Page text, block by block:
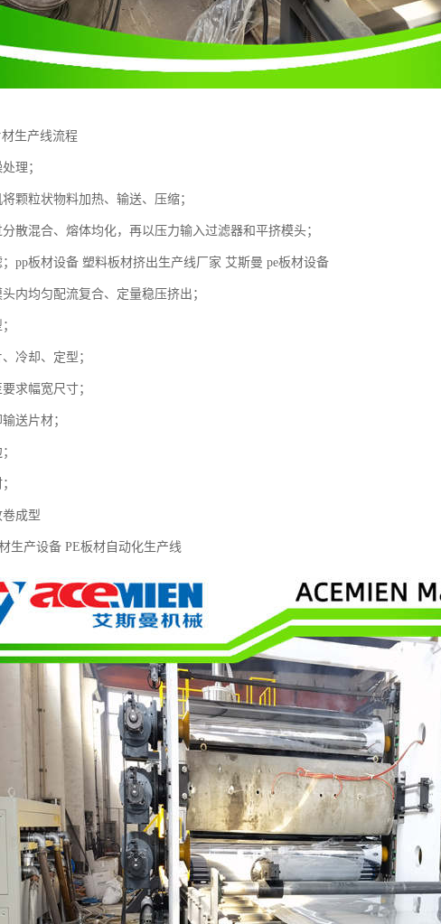
生产线流程
理；
颗粒状物料加热、输送、压缩；
散混合、熔体均化，再以压力输入过滤器和平挤模头；
pp板材设备 塑料板材挤出生产线厂家 艾斯曼 pe板材设备
内均匀配流复合、定量稳压挤出；
冷却、定型；
求幅宽尺寸；
送片材；
成型
生产设备 PE板材自动化生产线